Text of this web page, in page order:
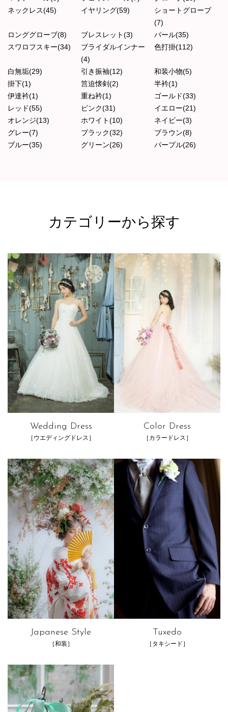
ネックレス(45)
イヤリング(59)
ショートグローブ
(7)
ロンググローブ(8)
ブレスレット(3)
パール(35)
スワロフスキー(34)
ブライダルインナー
(4)
色打掛(112)
白無垢(29) 引き振袖(12)
和装小物(5)
掛下(1)
筥迫懐剣(2)
半衿(1)
伊達衿(1)
重ね衿(1)
ゴールド(33)
レッド(55)
ピンク(31)
イエロー(21)
オレンジ(13)
ホワイト(10)
ネイビー(3)
グレー(7)
ブラック(32)
ブラウン(8)
ブルー(35)
グリーン(26) パープル(26)
カテゴリーから探す
Wedding Dress
［ウエディングドレス］
Color Dress
［カラードレス］
Japanese Style
［和装］
Tuxedo
［タキシード］